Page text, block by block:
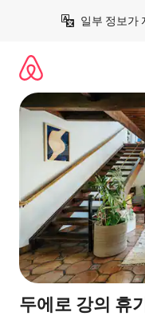
일부 정보가
두에로 강의 휴